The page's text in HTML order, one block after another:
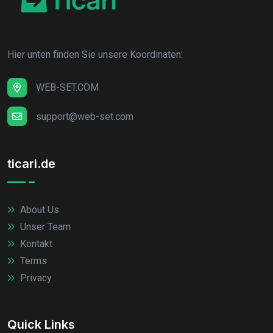
Hier unten finden Sie unsere Koordinaten:
WEB-SET.COM
support@web-set.com
ticari.de
About Us
Unser Team
Kontakt
Terms
Privacy
Quick Links